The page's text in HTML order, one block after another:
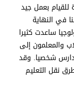
للقيام بعمل جيد
في النهاية
ساعدت كثيرا
والمعلمون إلى
شخصيا. وقد
نقل التعليم